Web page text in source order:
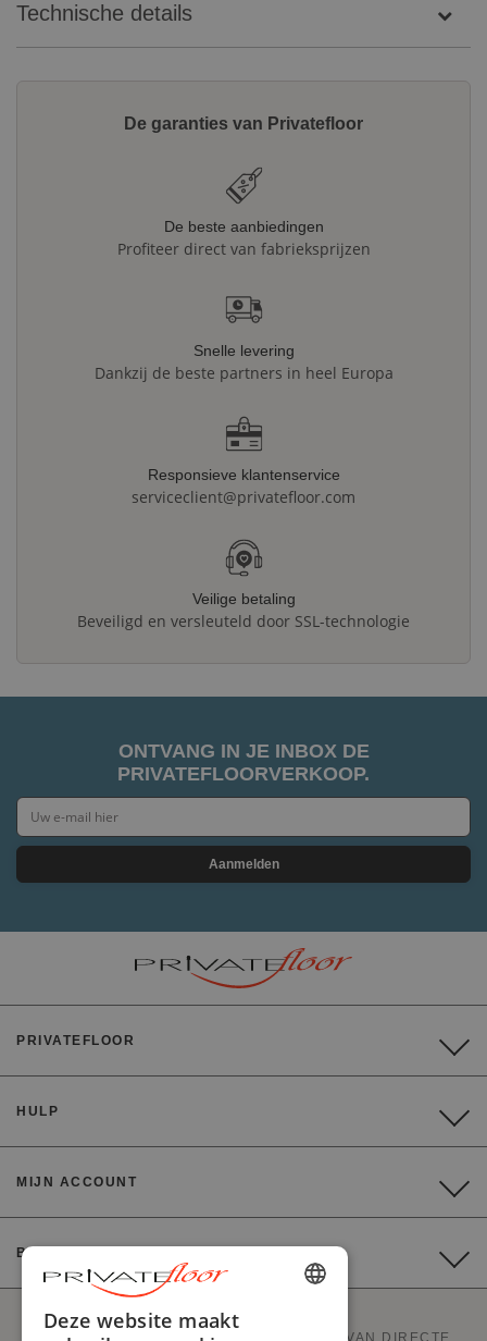
Technische details
De garanties van Privatefloor
De beste aanbiedingen
Profiteer direct van fabrieksprijzen
Snelle levering
Dankzij de beste partners in heel Europa
Responsieve klantenservice
serviceclient@privatefloor.com
Veilige betaling
Beveiligd en versleuteld door SSL-technologie
ONTVANG IN JE INBOX DE
PRIVATEFLOORVERKOOP.
Aanmelden
PRIVATEFLOOR
HULP
MIJN ACCOUNT
BETALING
PRIVATEFLOOR IS DE EERSTE WEBSITE VAN DIRECTE
Deze website maakt